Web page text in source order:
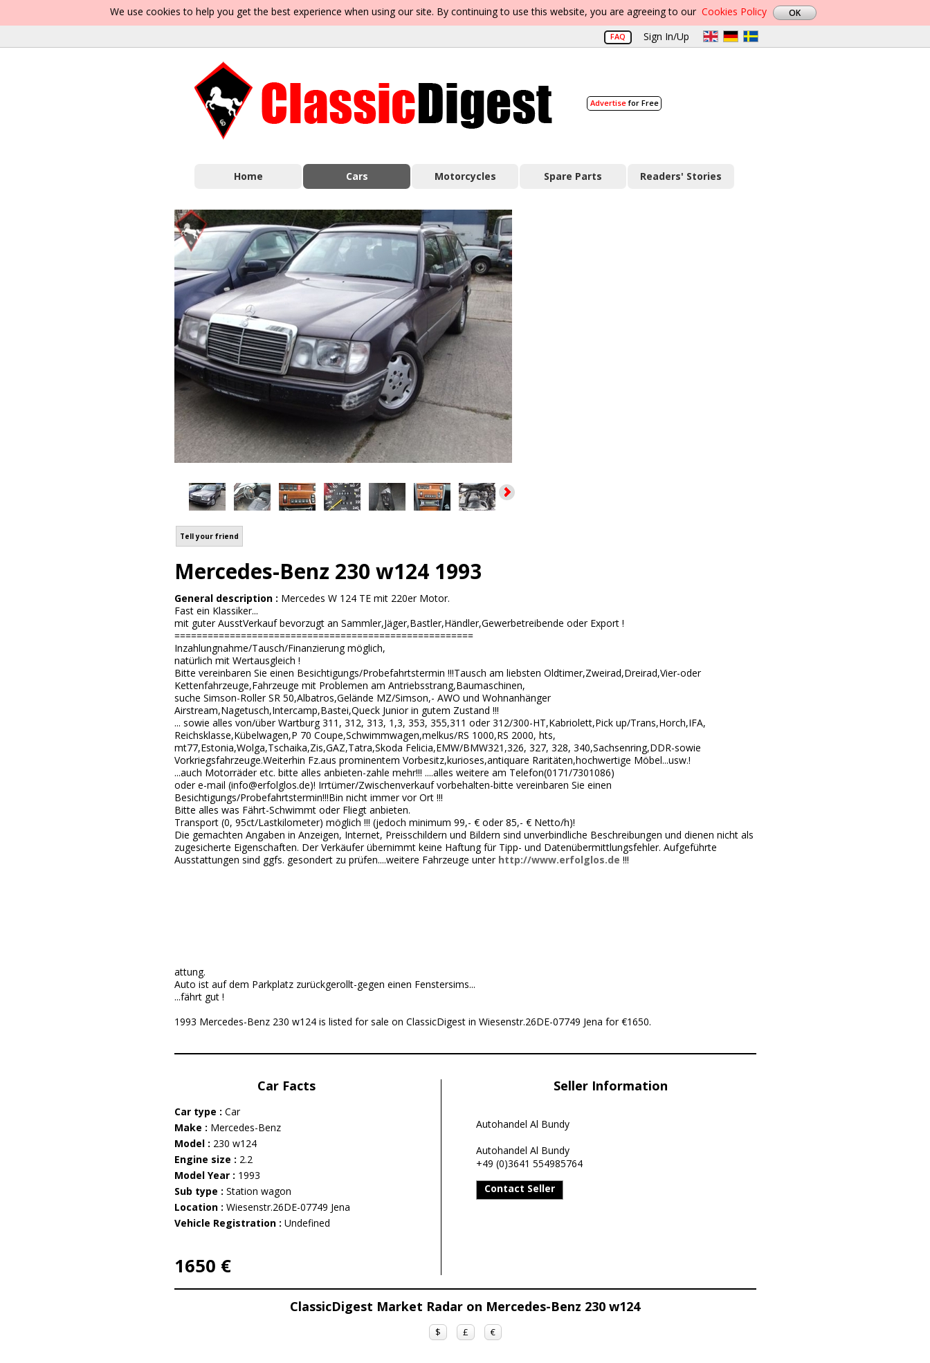
We use cookies to help you get the best experience when using our site. By continuing to use this website, you are agreeing to our Cookies Policy
FAQ Sign In/Up
Advertisefor Free
Home Cars Motorcycles Spare Parts Readers' Stories
Tell your friend
Mercedes-Benz 230 w124 1993
General description : Mercedes W 124 TE mit 220er Motor.
Fast ein Klassiker...
mit guter AusstVerkauf bevorzugt an Sammler,Jäger,Bastler,Händler,Gewerbetreibende oder Export !
======================================================
Inzahlungnahme/Tausch/Finanzierung möglich,
natürlich mit Wertausgleich !
Bitte vereinbaren Sie einen Besichtigungs/Probefahrtstermin !!!Tausch am liebsten Oldtimer,Zweirad,Dreirad,Vier-oder
Kettenfahrzeuge,Fahrzeuge mit Problemen am Antriebsstrang,Baumaschinen,
suche Simson-Roller SR 50,Albatros,Gelände MZ/Simson,- AWO und Wohnanhänger
Airstream,Nagetusch,Intercamp,Bastei,Queck Junior in gutem Zustand !!!
... sowie alles von/über Wartburg 311, 312, 313, 1,3, 353, 355,311 oder 312/300-HT,Kabriolett,Pick up/Trans,Horch,IFA,
Reichsklasse,Kübelwagen,P 70 Coupe,Schwimmwagen,melkus/RS 1000,RS 2000, hts,
mt77,Estonia,Wolga,Tschaika,Zis,GAZ,Tatra,Skoda Felicia,EMW/BMW321,326, 327, 328, 340,Sachsenring,DDR-sowie
Vorkriegsfahrzeuge.Weiterhin Fz.aus prominentem Vorbesitz,kurioses,antiquare Raritäten,hochwertige Möbel...usw.!
...auch Motorräder etc. bitte alles anbieten-zahle mehr!!! ....alles weitere am Telefon(0171/7301086)
oder e-mail (info@erfolglos.de)! Irrtümer/Zwischenverkauf vorbehalten-bitte vereinbaren Sie einen
Besichtigungs/Probefahrtstermin!!!Bin nicht immer vor Ort !!!
Bitte alles was Fährt-Schwimmt oder Fliegt anbieten.
Transport (0, 95ct/Lastkilometer) möglich !!! (jedoch minimum 99,- € oder 85,- € Netto/h)!
Die gemachten Angaben in Anzeigen, Internet, Preisschildern und Bildern sind unverbindliche Beschreibungen und dienen nicht als
zugesicherte Eigenschaften. Der Verkäufer übernimmt keine Haftung für Tipp- und Datenübermittlungsfehler. Aufgeführte
Ausstattungen sind ggfs. gesondert zu prüfen....weitere Fahrzeuge unter http://www.erfolglos.de !!!
attung.
Auto ist auf dem Parkplatz zurückgerollt-gegen einen Fenstersims...
...fährt gut !
1993 Mercedes-Benz 230 w124 is listed for sale on ClassicDigest in Wiesenstr.26DE-07749 Jena for €1650.
Car Facts
Car type : Car
Make : Mercedes-Benz
Model : 230 w124
Engine size : 2.2
Model Year : 1993
Sub type : Station wagon
Location : Wiesenstr.26DE-07749 Jena
Vehicle Registration : Undefined
1650 €
Seller Information
Autohandel Al Bundy
Autohandel Al Bundy
+49 (0)3641 554985764
Contact Seller
ClassicDigest Market Radar on Mercedes-Benz 230 w124
$ £ €